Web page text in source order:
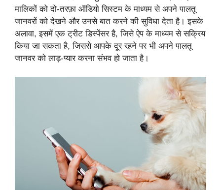
मालिकों को दो-तरफ़ा ऑडियो सिस्टम के माध्यम से अपने पालतू
जानवरों को देखने और उनसे बात करने की सुविधा देता है। इसके
अलावा, इसमें एक ट्रीट डिस्पेंसर है, जिसे ऐप के माध्यम से सक्रिय
किया जा सकता है, जिससे आपके दूर रहने पर भी अपने पालतू
जानवर को लाड़-प्यार करना संभव हो जाता है।